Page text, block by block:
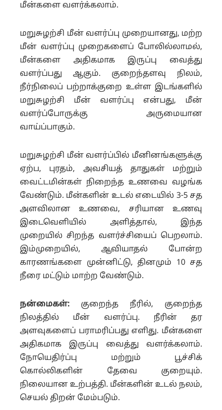
மீன்களை வளர்க்கலாம்.
மறுசுழற்சி மீன் வளர்ப்பு முறையானது, மற்ற
மீன் வளர்ப்பு முறைகளைப் போலில்லாமல்,
மீன்களை அதிகமாக இருப்பு வைத்து
வளர்ப்பது ஆகும். குறைந்தளவு நிலம்,
நீர்நிலைப் பற்றாக்குறை உள்ள இடங்களில்
மறுசுழற்சி மீன் வளர்ப்பு என்பது, மீன்
வளர்ப்போருக்கு அருமையான
வாய்ப்பாகும்.
மறுசுழற்சி மீன் வளர்ப்பில் மீனினங்களுக்கு
ஏற்ப, புரதம், அவசியத் தாதுகள் மற்றும்
வைட்டமின்கள் நிறைந்த உணவை வழங்க
வேண்டும். மீன்களின் உடல் எடையில் 3-5 சத
அளவிலான உணவை, சரியான உணவு
இடைவெளியில் அளித்தால், இந்த
முறையில் சிறந்த வளர்ச்சியைப் பெறலாம்.
இம்முறையில், ஆவியாதல் போன்ற
காரணங்களை முன்னிட்டு, தினமும் 10 சத
நீரை மட்டும் மாற்ற வேண்டும்.
நன்மைகள்: குறைந்த நீரில், குறைந்த
நிலத்தில் மீன் வளர்ப்பு. நீரின் தர
அளவுகளைப் பராமரிப்பது எளிது. மீன்களை
அதிகமாக இருப்பு வைத்து வளர்க்கலாம்.
நோயெதிர்ப்பு மற்றும் பூச்சிக்
கொல்லிகளின் தேவை குறையும்.
நிலையான உற்பத்தி. மீன்களின் உடல் நலம்,
செயல் திறன் மேம்படும்.